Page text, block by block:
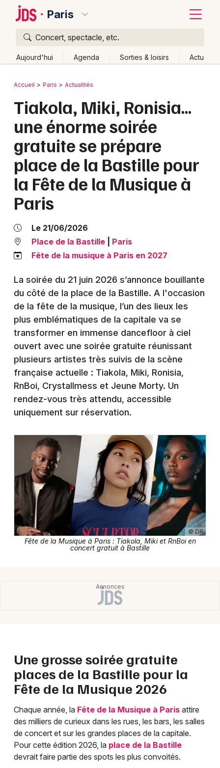
Paris
Concert, spectacle, etc.
Aujourd'hui Agenda Sorties & loisirs Actu
Publier un événement
Grands événements
Activité & Expérience
Manifestations
Spectacles
Sports
Soirées
Sorties famille
Expos
Sorties & loisirs
Actualités à Paris
Newsletter des sorties
Artistes en tournée
Actus à Paris
75 - Paris
Choisir mes départements
Mon email
Je m'abonne
Bordeaux
Colmar
Lille
Lyon
Marseille
Mulhouse
Montpellier
Nantes
Paris
Strasbourg
Toulouse
Toutes les villes
Retour
Accueil Paris Actualités
Tiakola, Miki, Ronisia…
une énorme soirée
gratuite se prépare
place de la Bastille pour
la Fête de la Musique à
Paris
Le 21/06/2026
Place de la Bastille
Paris
Fête de la musique à Paris en 2027
La soirée du 21 juin 2026 s’annonce bouillante
du côté de la place de la Bastille. A l'occasion
de la fête de la musique, l’un des lieux les
plus emblématiques de la capitale va se
transformer en immense dancefloor à ciel
ouvert avec une soirée gratuite réunissant
plusieurs artistes très suivis de la scène
française actuelle : Tiakola, Miki, Ronisia,
RnBoi, Crystallmess et Jeune Morty. Un
rendez-vous très attendu, accessible
uniquement sur réservation.
© DR
Fête de la Musique à Paris : Tiakola, Miki et RnBoi en
concert gratuit à Bastille
Une grosse soirée gratuite
places de la Bastille pour la
Fête de la Musique 2026
Chaque année, la Fête de la Musique à Paris attire
des milliers de curieux dans les rues, les bars, les salles
de concert et sur les grandes places de la capitale.
Pour cette édition 2026, la place de la Bastille
devrait faire partie des spots les plus convoités.
Quoi ?
Où ?
Près de moi
Changer de lieu
Quand ?
Effacer les dates
Aujourd'hui
Demain Ce week-end Autre